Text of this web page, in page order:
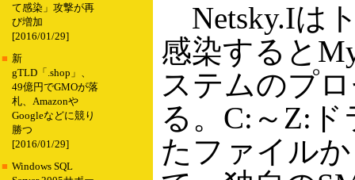
て感染」攻撃が再
び増加
[2016/01/29]
■ 新
gTLD「.shop」、
49億円でGMOが落
札、Amazonや
Googleなどに競り
勝つ
[2016/01/29]
■ Windows SQL
Netsky.Iは
感染すると
ステムのプ
る。C:～Z:
たファイル